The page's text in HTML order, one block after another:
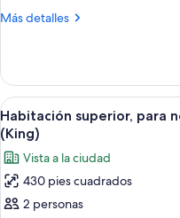
vista
ciudad
(Queen)
Más detalles
Más
doble,
para
no
fumadores,
vista
a
la
ciudad
(Queen)
Abrir
todas
las
fotos
de
Habitación
5
Habitación superior, para
(King)
Vista a la ciudad
430 pies cuadrados
2 personas